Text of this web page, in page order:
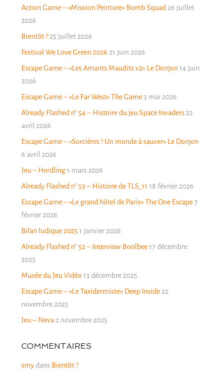
Action Game – «Mission Peinture» Bomb Squad 26 juillet
2026
Bientôt ? 25 juillet 2026
Festival We Love Green 2026 21 juin 2026
Escape Game – «Les Amants Maudits v2» Le Donjon 14 juin
2026
Escape Game – «Le Far West» The Game 3 mai 2026
Already Flashed n° 54 – Histoire du jeu Space Invaders 22
avril 2026
Escape Game – «Sorcières ! Un monde à sauver» Le Donjon
6 avril 2026
Jeu – Herdling 1 mars 2026
Already Flashed n° 53 – Histoire de TLS_11 18 février 2026
Escape Game – «Le grand hôtel de Paris» The One Escape 7
février 2026
Bilan ludique 2025 1 janvier 2026
Already Flashed n° 52 – Interview Boolbee 17 décembre
2025
Musée du Jeu Vidéo 13 décembre 2025
Escape Game – «Le Taxidermiste» Deep Inside 22
novembre 2025
Jeu – Neva 2 novembre 2025
COMMENTAIRES
smydans Bientôt ?